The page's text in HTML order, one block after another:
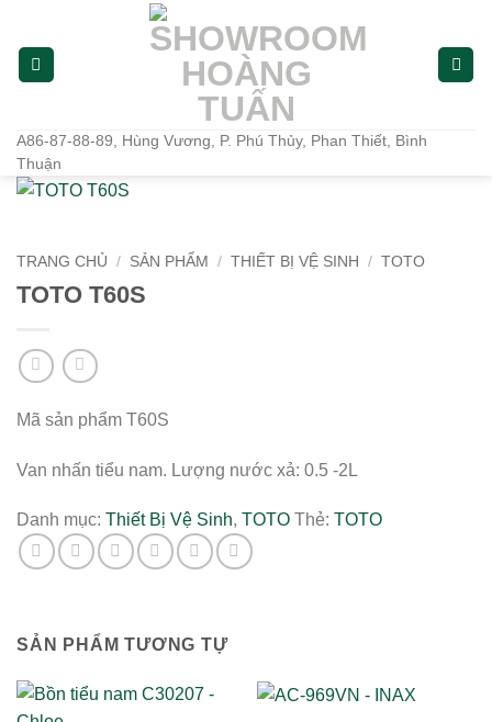
A86-87-88-89, Hùng Vương, P. Phú Thủy, Phan Thiết, Bình
Thuận
TRANG CHỦ / SẢN PHẨM / THIẾT BỊ VỆ SINH / TOTO
TOTO T60S
Mã sản phẩm T60S
Van nhấn tiểu nam. Lượng nước xả: 0.5 -2L
Danh mục: Thiết Bị Vệ Sinh, TOTO Thẻ: TOTO
SẢN PHẨM TƯƠNG TỰ